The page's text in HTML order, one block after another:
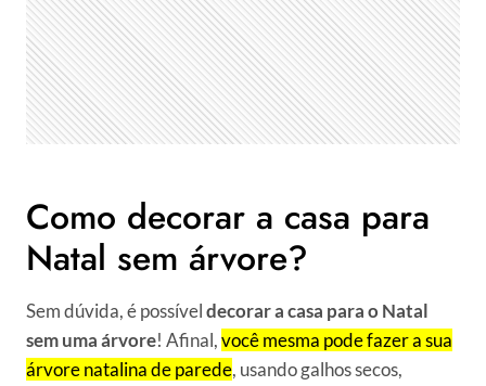
Como decorar a casa para
Natal sem árvore?
Sem dúvida, é possíveldecorar a casa para o Natal
sem uma árvore! Afinal,você mesma pode fazer a sua
árvore natalina de parede, usando galhos secos,